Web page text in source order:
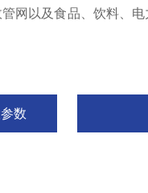
以及食品、饮料、电
数